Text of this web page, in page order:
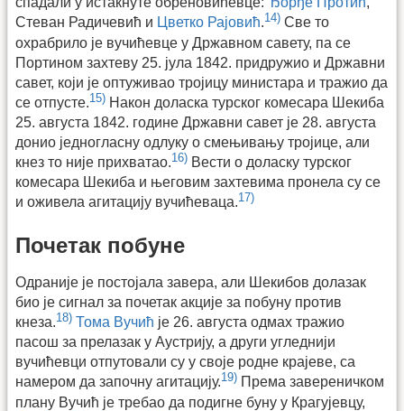
Стеван Радичевић и Цветко Рајовић.14) Све то
охрабрило је вучићевце у Државном савету, па се
Портином захтеву 25. јула 1842. придружио и Државни
савет, који је оптуживао тројицу министара и тражио да
се отпусте.15) Након доласка турског комесара Шекиба
25. августа 1842. године Државни савет је 28. августа
донио једногласну одлуку о смењивању тројице, али
кнез то није прихватао.16) Вести о доласку турског
комесара Шекиба и његовим захтевима пронела су се
и оживела агитацију вучићеваца.17)
Почетак побуне
Одраније је постојала завера, али Шекибов долазак
био је сигнал за почетак акције за побуну против
кнеза.18) Тома Вучић је 26. августа одмах тражио
пасош за прелазак у Аустрију, а други угледнији
вучићевци отпутовали су у своје родне крајеве, са
намером да започну агитацију.19) Према завереничком
плану Вучић је требао да подигне буну у Крагујевцу,